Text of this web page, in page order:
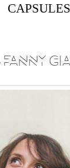
CAPSULES
FANNY